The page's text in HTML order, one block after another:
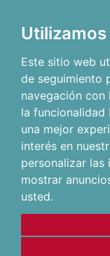
Este sitio web
de seguimiento
navegación con
la funcionalidad
una mejor
interés en
personalizar las
mostrar
usted.